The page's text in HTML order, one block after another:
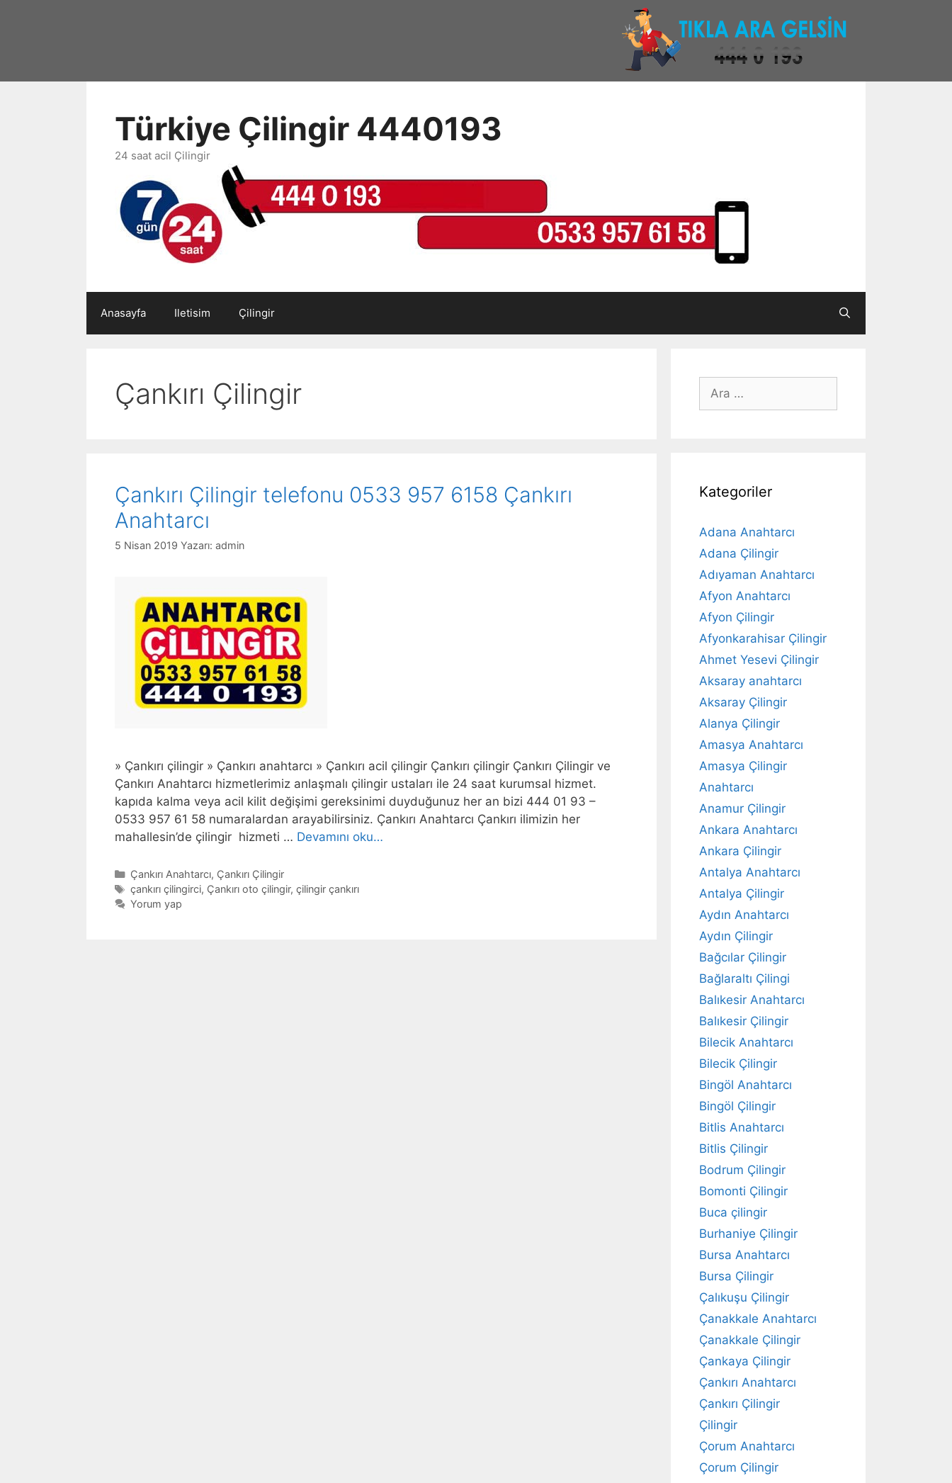
Türkiye Çilingir 4440193
24 saat acil Çilingir
Anasayfa Iletisim Çilingir
Çankırı Çilingir
Çankırı Çilingir telefonu 0533 957 6158 Çankırı
Anahtarcı
5 Nisan 2019 Yazarı: admin
» Çankırı çilingir » Çankırı anahtarcı » Çankırı acil çilingir Çankırı çilingir Çankırı Çilingir ve
Çankırı Anahtarcı hizmetlerimiz anlaşmalı çilingir ustaları ile 24 saat kurumsal hizmet.
kapıda kalma veya acil kilit değişimi gereksinimi duyduğunuz her an bizi 444 01 93 –
0533 957 61 58 numaralardan arayabilirsiniz. Çankırı Anahtarcı Çankırı ilimizin her
mahallesin’de çilingir hizmeti … Devamını oku…
Kategoriler
Çankırı Anahtarcı, Çankırı Çilingir
Etiketler
çankırı çilingirci, Çankırı oto çilingir, çilingir çankırı
Yorum yap
için
Kategoriler
Adana Anahtarcı
Adana Çilingir
Adıyaman Anahtarcı
Afyon Anahtarcı
Afyon Çilingir
Afyonkarahisar Çilingir
Ahmet Yesevi Çilingir
Aksaray anahtarcı
Aksaray Çilingir
Alanya Çilingir
Amasya Anahtarcı
Amasya Çilingir
Anahtarcı
Anamur Çilingir
Ankara Anahtarcı
Ankara Çilingir
Antalya Anahtarcı
Antalya Çilingir
Aydın Anahtarcı
Aydın Çilingir
Bağcılar Çilingir
Bağlaraltı Çilingi
Balıkesir Anahtarcı
Balıkesir Çilingir
Bilecik Anahtarcı
Bilecik Çilingir
Bingöl Anahtarcı
Bingöl Çilingir
Bitlis Anahtarcı
Bitlis Çilingir
Bodrum Çilingir
Bomonti Çilingir
Buca çilingir
Burhaniye Çilingir
Bursa Anahtarcı
Bursa Çilingir
Çalıkuşu Çilingir
Çanakkale Anahtarcı
Çanakkale Çilingir
Çankaya Çilingir
Çankırı Anahtarcı
Çankırı Çilingir
Çilingir
Çorum Anahtarcı
Çorum Çilingir